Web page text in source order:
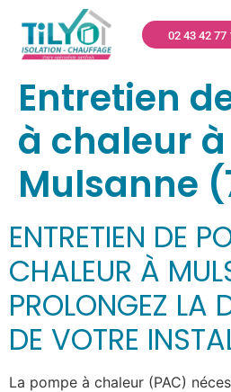
02 43 42 77
Entretien
à chaleur à
Mulsanne
ENTRETIEN DE
CHALEUR À
PROLONGEZ LA
DE VOTRE
La pompe à chaleur (PAC)